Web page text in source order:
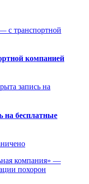
компанией
на бесплатные